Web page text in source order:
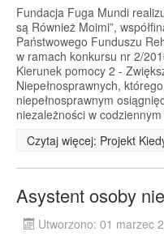
Fundacja Fuga Mundi
są Również Moimi”,
Państwowego Funduszu
w ramach konkursu nr 2/
Kierunek pomocy 2 -
Niepełnosprawnych,
niepełnosprawnym
niezależności w
Czytaj więcej: Projekt
Asystent osoby
Utworzono: 01 marzec